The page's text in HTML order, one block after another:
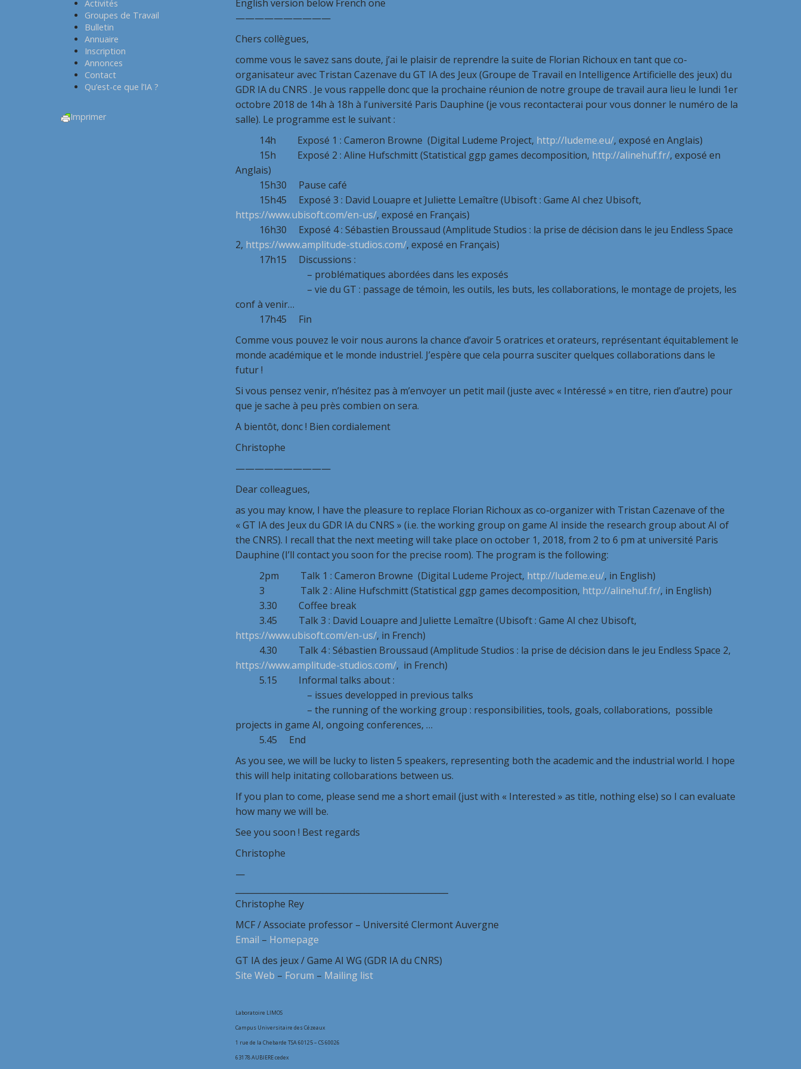
English version below French one
——————————
Chers collègues,
comme vous le savez sans doute, j’ai le plaisir de reprendre la suite de Florian Richoux en tant que co-
organisateur avec Tristan Cazenave du GT IA des Jeux (Groupe de Travail en Intelligence Artificielle des jeux) du
GDR IA du CNRS . Je vous rappelle donc que la prochaine réunion de notre groupe de travail aura lieu le lundi 1er
octobre 2018 de 14h à 18h à l’université Paris Dauphine (je vous recontacterai pour vous donner le numéro de la
salle). Le programme est le suivant :
14h Exposé 1 : Cameron Browne (Digital Ludeme Project, http://ludeme.eu/, exposé en Anglais)
15h Exposé 2 : Aline Hufschmitt (Statistical ggp games decomposition, http://alinehuf.fr/, exposé en
Anglais)
15h30 Pause café
15h45 Exposé 3 : David Louapre et Juliette Lemaître (Ubisoft : Game AI chez Ubisoft,
https://www.ubisoft.com/en-us/, exposé en Français)
16h30 Exposé 4 : Sébastien Broussaud (Amplitude Studios : la prise de décision dans le jeu Endless Space
2, https://www.amplitude-studios.com/, exposé en Français)
17h15 Discussions :
– problématiques abordées dans les exposés
– vie du GT : passage de témoin, les outils, les buts, les collaborations, le montage de projets, les
conf à venir…
17h45 Fin
Comme vous pouvez le voir nous aurons la chance d’avoir 5 oratrices et orateurs, représentant équitablement le
monde académique et le monde industriel. J’espère que cela pourra susciter quelques collaborations dans le
futur !
Si vous pensez venir, n’hésitez pas à m’envoyer un petit mail (juste avec « Intéressé » en titre, rien d’autre) pour
que je sache à peu près combien on sera.
A bientôt, donc ! Bien cordialement
Christophe
——————————
Dear colleagues,
as you may know, I have the pleasure to replace Florian Richoux as co-organizer with Tristan Cazenave of the
« GT IA des Jeux du GDR IA du CNRS » (i.e. the working group on game AI inside the research group about AI of
the CNRS). I recall that the next meeting will take place on october 1, 2018, from 2 to 6 pm at université Paris
Dauphine (I’ll contact you soon for the precise room). The program is the following:
2pm Talk 1 : Cameron Browne (Digital Ludeme Project, http://ludeme.eu/, in English)
3 Talk 2 : Aline Hufschmitt (Statistical ggp games decomposition, http://alinehuf.fr/, in English)
3.30 Coffee break
3.45 Talk 3 : David Louapre and Juliette Lemaître (Ubisoft : Game AI chez Ubisoft,
https://www.ubisoft.com/en-us/, in French)
4.30 Talk 4 : Sébastien Broussaud (Amplitude Studios : la prise de décision dans le jeu Endless Space 2,
https://www.amplitude-studios.com/, in French)
5.15 Informal talks about :
– issues developped in previous talks
– the running of the working group : responsibilities, tools, goals, collaborations, possible
projects in game AI, ongoing conferences, …
5.45 End
As you see, we will be lucky to listen 5 speakers, representing both the academic and the industrial world. I hope
this will help initating collobarations between us.
If you plan to come, please send me a short email (just with « Interested » as title, nothing else) so I can evaluate
how many we will be.
See you soon ! Best regards
Christophe
—
Christophe Rey
MCF / Associate professor – Université Clermont Auvergne
Email – Homepage
GT IA des jeux / Game AI WG (GDR IA du CNRS)
Site Web – Forum – Mailing list
Laboratoire LIMOS
Campus Universitaire des Cézeaux
1 rue de la Chebarde TSA 60125 – CS 60026
63178 AUBIERE cedex
Activités
Groupes de Travail
Bulletin
Annuaire
Inscription
Annonces
Contact
Qu’est-ce que l’IA ?
Imprimer